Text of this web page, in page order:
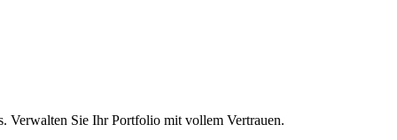
Verwalten Sie Ihr Portfolio mit vollem Vertrauen.